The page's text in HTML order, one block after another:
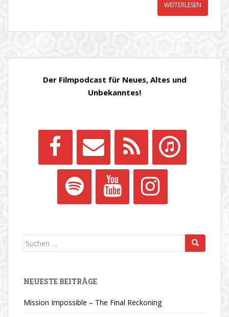
WEITERLESEN
Der Filmpodcast für Neues, Altes und
Unbekanntes!
Suchen
NEUESTE BEITRÄGE
Mission Impossible – The Final Reckoning